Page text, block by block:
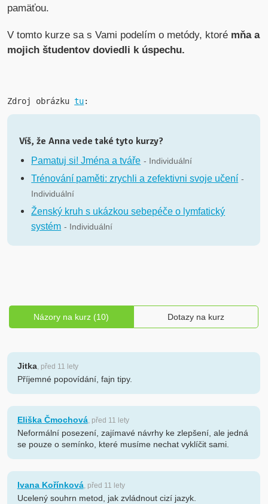
pamäťou.
V tomto kurze sa s Vami podelím o metódy, ktoré mňa a
mojich študentov doviedli k úspechu.
Zdroj obrázku tu:
Víš, že Anna vede také tyto kurzy?
Pamatuj si! Jména a tváře - Individuální
Trénování paměti: zrychli a zefektivni svoje učení -
Individuální
Ženský kruh s ukázkou sebepéče o lymfatický
systém - Individuální
Názory na kurz (10) Dotazy na kurz
Jitka, před 11 lety
Příjemné popovídání, fajn tipy.
Eliška Čmochová, před 11 lety
Neformální posezení, zajímavé návrhy ke zlepšení, ale jedná
se pouze o semínko, které musíme nechat vyklíčit sami.
Ivana Kořínková, před 11 lety
Ucelený souhrn metod, jak zvládnout cizí jazyk.